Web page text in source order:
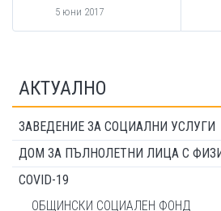
5 юни 2017
АКТУАЛНО
ЗАВЕДЕНИЕ ЗА СОЦИАЛНИ УСЛУГИ
ДОМ ЗА ПЪЛНОЛЕТНИ ЛИЦА С
COVID-19
ОБЩИНСКИ СОЦИАЛЕН ФОНД